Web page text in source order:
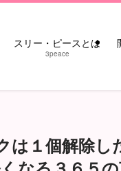
スリー・ピースとは
3peace
は１個解除